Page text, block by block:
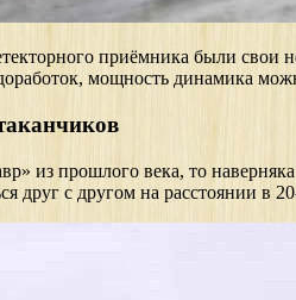
приёмника были свои
мощность динамика
из прошлого века, то
друг с другом на расстоянии в